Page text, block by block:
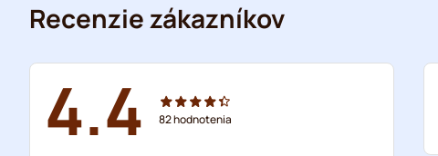
Recenzie zákazníkov
4.4 82hodnotenia